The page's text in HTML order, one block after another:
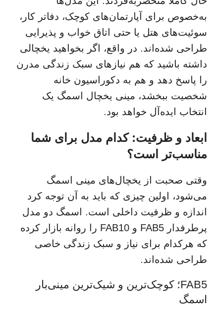
به‌خصوص برای آپارتمان‌های کوچک، دفاتر کار،
سوئیت‌های هتل یا حتی اتاق خواب و پذیرایی
طراحی شده‌اند. در واقع، اگر بخواهید یخچالی
داشته باشید که هم نیازهای سبک زندگی مدرن
را پاسخ دهد و هم به دکوراسیون خانه
شخصیت ببخشد، مینی یخچال اسمگ یک
انتخاب ایده‌آل خواهد بود.
ابعاد و ظرفیت: کدام مدل برای شما
مناسب‌تر است؟
وقتی صحبت از یخچال‌های مینی‌ اسمگ
می‌شود، اولین چیزی که باید به آن توجه کرد
اندازه و ظرفیت داخلی است. اسمگ دو مدل
پرطرفدار FAB5 و FAB10 را روانه بازار کرده
که هرکدام برای نیاز و سبک زندگی خاصی
طراحی شده‌اند.
FAB5؛ کوچک‌ترین و شیک‌ترین مینی‌بار
اسمگ